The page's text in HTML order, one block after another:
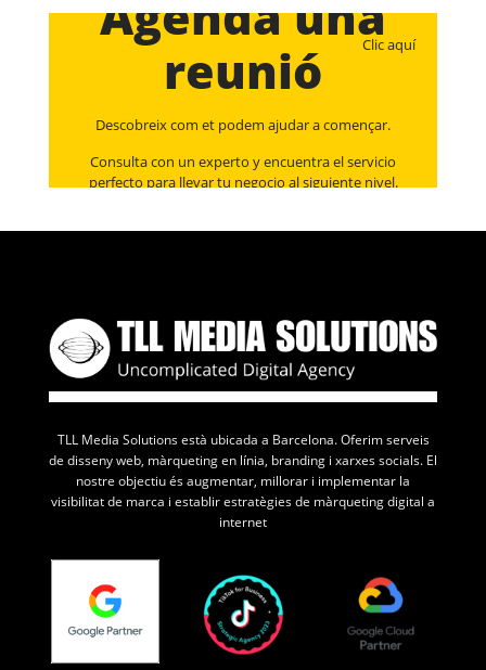
Clic aquí
Agenda una
reunió
Descobreix com et podem ajudar a començar.
Consulta con un experto y encuentra el servicio
perfecto para llevar tu negocio al siguiente nivel.
TLL Media Solutions està ubicada a Barcelona. Oferim serveis
de disseny web, màrqueting en línia, branding i xarxes socials. El
nostre objectiu és augmentar, millorar i implementar la
visibilitat de marca i establir estratègies de màrqueting digital a
internet